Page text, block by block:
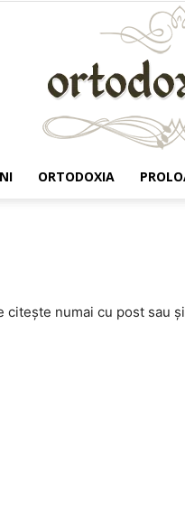
ORTODOXIA
numai cu post sau